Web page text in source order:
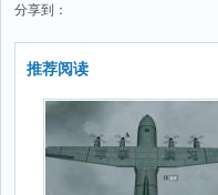
分享到：
推荐阅读